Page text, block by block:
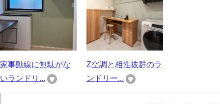
家事動線に無駄がな
いランドリ...
Z空調と相性抜群のラ
ンドリー...